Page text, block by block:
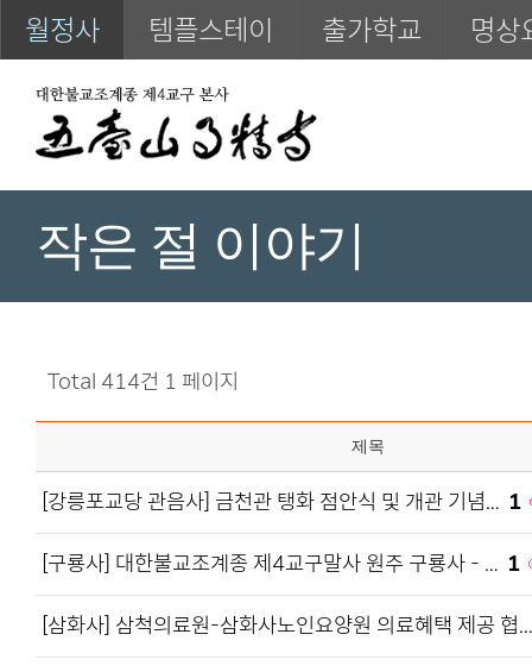
월정사 템플스테이 출가학교 명상
작은 절 이야기
Total 414건 1 페이지
제목
[강릉포교당 관음사] 금천관 탱화 점안식 및 개관 기념… 1
[구룡사] 대한불교조계종 제4교구말사 원주 구룡사 - … 1
[삼화사] 삼척의료원-삼화사노인요양원 의료혜택 제공 협